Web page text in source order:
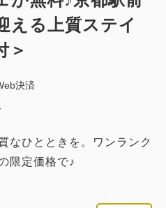
える上質ステイ
＞
決済
なひとときを。ワンランク
限定価格で♪